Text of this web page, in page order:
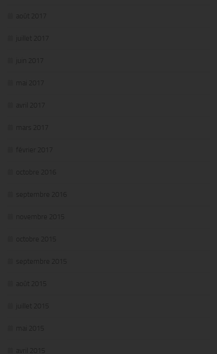
août 2017
juillet 2017
juin 2017
mai 2017
avril 2017
mars 2017
février 2017
octobre 2016
septembre 2016
novembre 2015
octobre 2015
septembre 2015
août 2015
juillet 2015
mai 2015
avril 2015